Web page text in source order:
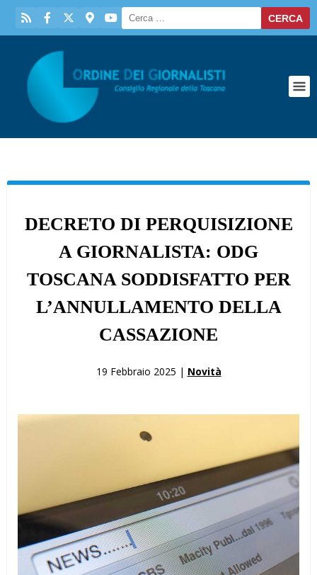
DECRETO DI PERQUISIZIONE
A GIORNALISTA: ODG
TOSCANA SODDISFATTO PER
L’ANNULLAMENTO DELLA
CASSAZIONE
19 Febbraio 2025 | Novità